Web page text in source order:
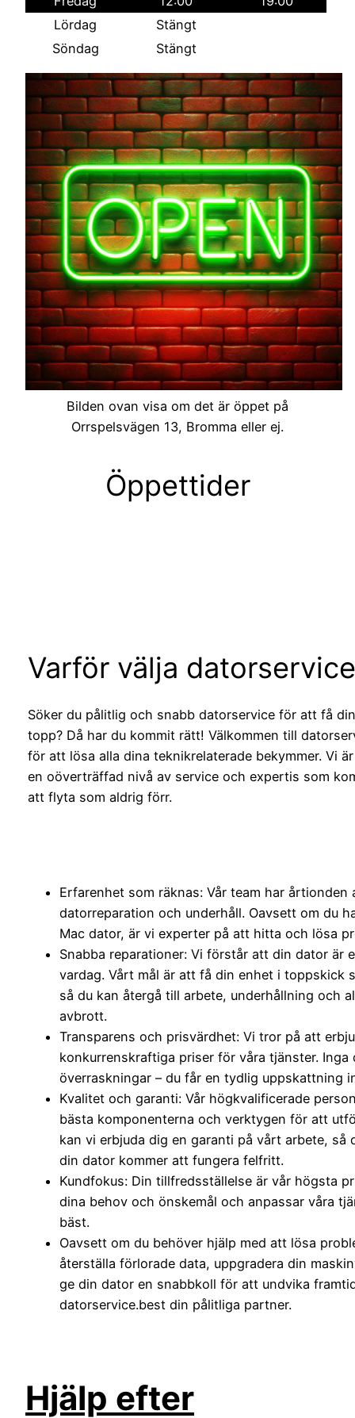
Lördag
Stängt
Söndag
Stängt
Bilden ovan visa om det är öppet på
Orrspelsvägen 13, Bromma eller ej.
Öppettider
Varför välja
Söker du pålitlig och snabb datorservice för att få
topp? Då har du kommit rätt! Välkommen till
för att lösa alla dina teknikrelaterade bekymmer. Vi
en oöverträffad nivå av service och expertis som
att flyta som aldrig förr.
Erfarenhet som räknas: Vår team har årtionden
datorreparation och underhåll. Oavsett om du
Mac dator, är vi experter på att hitta och lösa
Snabba reparationer: Vi förstår att din dator är
vardag. Vårt mål är att få din enhet i toppskick
så du kan återgå till arbete, underhållning och
avbrott.
Transparens och prisvärdhet: Vi tror på att
konkurrenskraftiga priser för våra tjänster. Inga
överraskningar – du får en tydlig uppskattning
Kvalitet och garanti: Vår högkvalificerade
bästa komponenterna och verktygen för att
kan vi erbjuda dig en garanti på vårt arbete, så
din dator kommer att fungera felfritt.
Kundfokus: Din tillfredsställelse är vår högsta
dina behov och önskemål och anpassar våra
bäst.
Oavsett om du behöver hjälp med att lösa
återställa förlorade data, uppgradera din
ge din dator en snabbkoll för att undvika
datorservice.best din pålitliga partner.
Hjälp efter